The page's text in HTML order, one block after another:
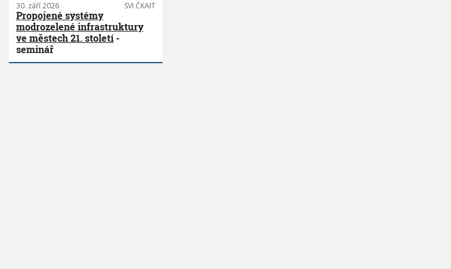
30. září 2026 SVI ČKAIT
Propojené systémy
modrozelené infrastruktury
ve městech 21. století-
seminář